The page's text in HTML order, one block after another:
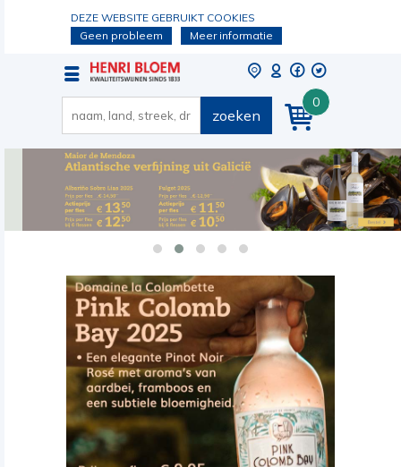
DEZE WEBSITE GEBRUIKT COOKIES
Geen probleem
Meer informatie
0
zoeken